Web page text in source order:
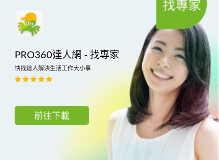
PRO360達人網 - 找專家
快找達人解決生活工作大小事
前往下載